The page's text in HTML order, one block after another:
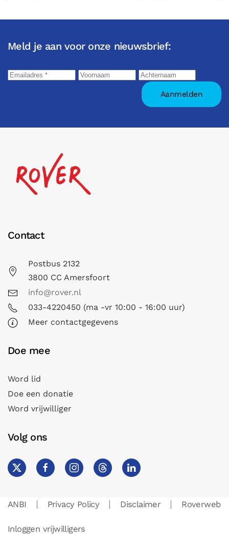
Meld je aan voor onze nieuwsbrief:
Contact
Postbus 2132
3800 CC Amersfoort
info@rover.nl
033-4220450 (ma -vr 10:00 - 16:00 uur)
Meer contactgegevens
Doe mee
Word lid
Doe een donatie
Word vrijwilliger
Volg ons
ANBI Privacy Policy Disclaimer Roverweb
Inloggen vrijwilligers